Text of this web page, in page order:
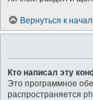
Вернуться к
Кто написал эту
Это программное
распространяется